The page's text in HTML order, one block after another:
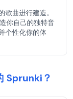
曲进行建造。
你自己的独特音
个性化你的体
Sprunki？